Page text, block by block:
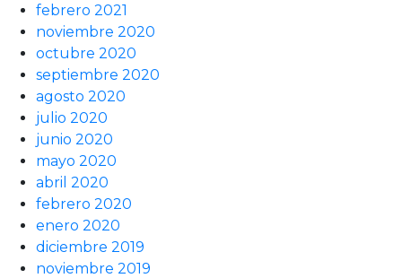
febrero 2021
noviembre 2020
octubre 2020
septiembre 2020
agosto 2020
julio 2020
junio 2020
mayo 2020
abril 2020
febrero 2020
enero 2020
diciembre 2019
noviembre 2019